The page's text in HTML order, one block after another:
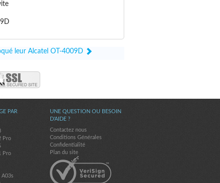
leur Alcatel OT-4009D
UNE QUESTION OU BESOIN
D'AIDE ?
Contactez nous
Conditions Générales
Confidentialité
Plan du site
PAR
Pro
Pro
A03s